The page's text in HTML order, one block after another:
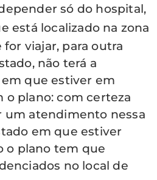
só do hospital,
está localizado na zona
for viajar, para outra
não terá a
que estiver em
o plano: com certeza
um atendimento nessa
em que estiver
o plano tem que
no local de